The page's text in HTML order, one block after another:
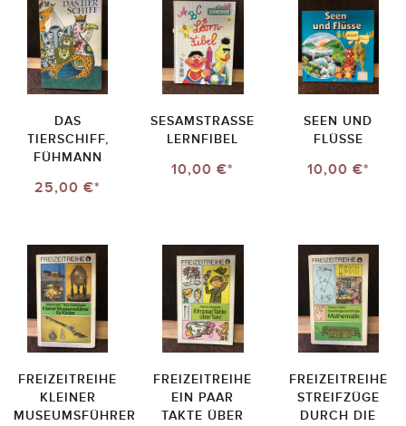
DAS
TIERSCHIFF,
FÜHMANN
25,00 €*
SESAMSTRASSE
LERNFIBEL
10,00 €*
SEEN UND
FLÜSSE
10,00 €*
FREIZEITREIHE
KLEINER
MUSEUMSFÜHRER
FREIZEITREIHE
EIN PAAR
TAKTE ÜBER
FREIZEITREIHE
STREIFZÜGE
DURCH DIE